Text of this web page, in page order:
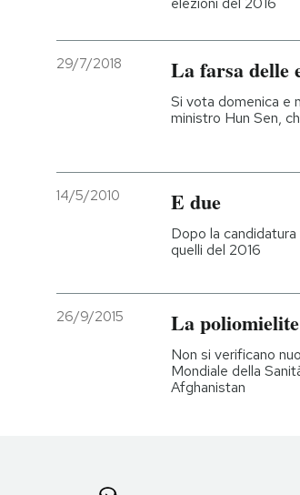
29/7/2018 La farsa delle
Si vota domenica e
ministro Hun Sen,
14/5/2010 E due
Dopo la
quelli del 2016
26/9/2015 La
Non si verificano
Mondiale della
Afghanistan